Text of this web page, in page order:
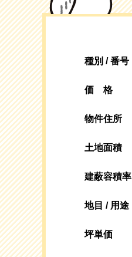
種別 / 番号
価格
物件住所
土地面積
建蔽容積率
地目 / 用途
坪単価